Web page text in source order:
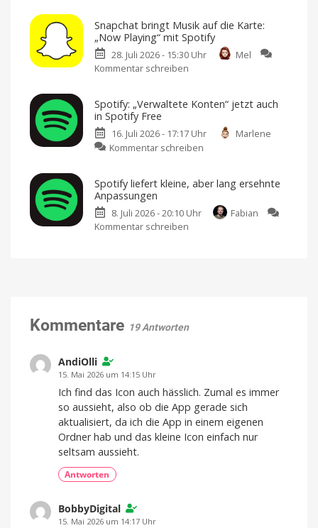
zahlen
sogar
den
Laufmodus
zurück:
Personalisierte
Trainingssteuerung
25
Trainingsprogramme
Snapchat bringt Musik auf die Karte:
„Now Playing“ mit Spotify
28. Juli 2026 - 15:30 Uhr
Mel
Kommentar schreiben
Musik
die
Karte:
mit
Spotify
Vier
Sichtbarkeitsoptionen
Spotify: „Verwaltete Konten“ jetzt auch
in Spotify Free
16. Juli 2026 - 17:17 Uhr
Marlene
Kommentar schreiben
Konten“
auch
Spotify liefert kleine, aber lang ersehnte
Anpassungen
8. Juli 2026 - 20:10 Uhr
Fabian
Kommentar schreiben
Kommentare 19 Antworten
AndiOlli
15. Mai 2026 um 14:15 Uhr
Ich find das Icon auch hässlich. Zumal es immer
so aussieht, also ob die App gerade sich
aktualisiert, da ich die App in einem eigenen
Ordner hab und das kleine Icon einfach nur
seltsam aussieht.
Antworten
BobbyDigital
15. Mai 2026 um 14:17 Uhr